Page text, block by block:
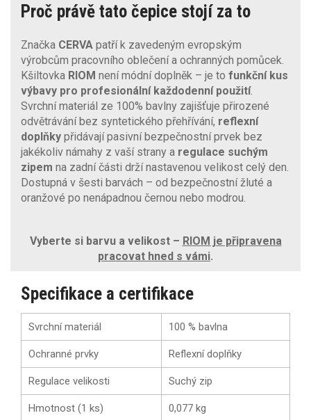
Proč právě tato čepice stojí za to
Značka CERVA patří k zavedeným evropským
výrobcům pracovního oblečení a ochranných pomůcek.
Kšiltovka RIOM není módní doplněk – je to funkční kus
výbavy pro profesionální každodenní použití.
Svrchní materiál ze 100% bavlny zajišťuje přirozené
odvětrávání bez syntetického přehřívání, reflexní
doplňky přidávají pasivní bezpečnostní prvek bez
jakékoliv námahy z vaší strany a regulace suchým
zipem na zadní části drží nastavenou velikost celý den.
Dostupná v šesti barvách – od bezpečnostní žluté a
oranžové po nenápadnou černou nebo modrou.
Vyberte si barvu a velikost – RIOM je připravena
pracovat hned s vámi.
Specifikace a certifikace
Svrchní materiál 100 % bavlna
Ochranné prvky Reflexní doplňky
Regulace velikosti Suchý zip
Hmotnost (1 ks) 0,077 kg